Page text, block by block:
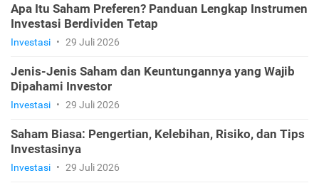
Apa Itu Saham Preferen? Panduan Lengkap Instrumen
Investasi Berdividen Tetap
Investasi • 29 Juli 2026
Jenis-Jenis Saham dan Keuntungannya yang Wajib
Dipahami Investor
Investasi • 29 Juli 2026
Saham Biasa: Pengertian, Kelebihan, Risiko, dan Tips
Investasinya
Investasi • 29 Juli 2026